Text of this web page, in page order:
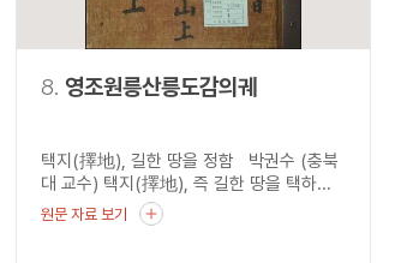
8. 영조원릉산릉도감의궤
택지(擇地), 길한 땅을 정함 박권수 (충북
대 교수) 택지(擇地), 즉 길한 땅을 택하...
원문 자료 보기